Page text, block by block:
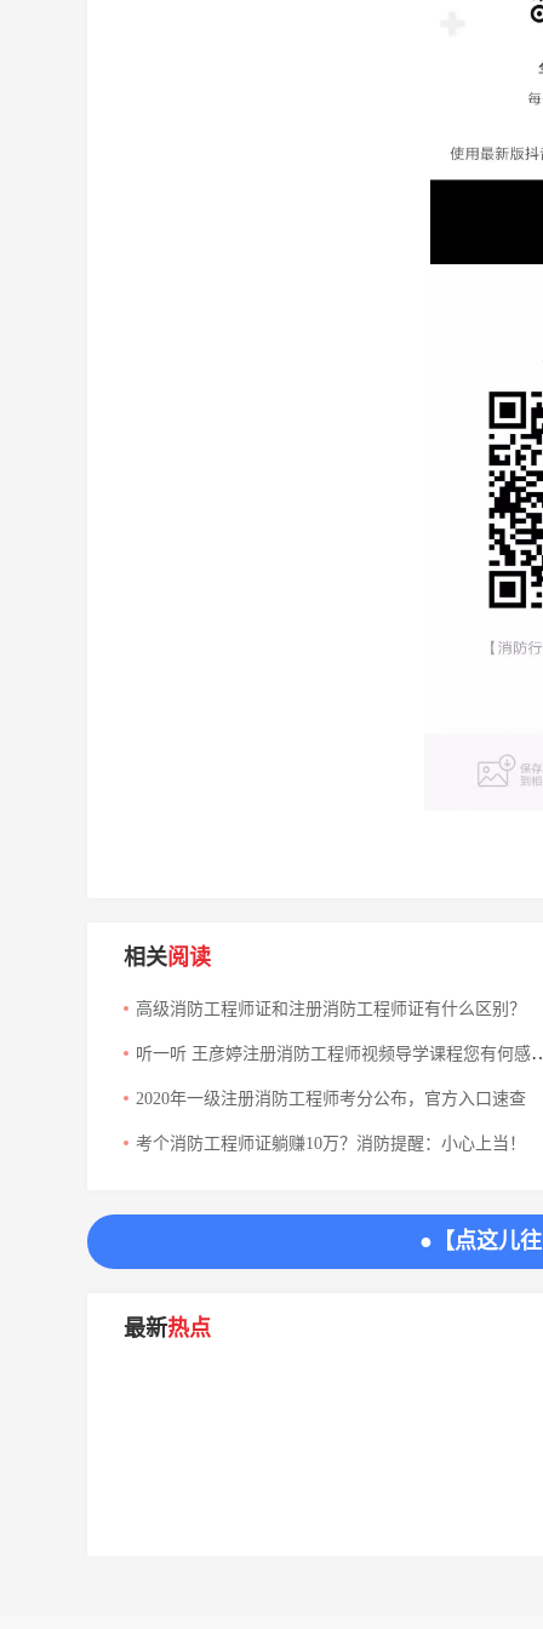
相关阅读
高级消防工程师证和注册消防工程师证有什么区别？
听一听 王彦婷注册消防工程师视频导学课程您有何感受？
2020年一级注册消防工程师考分公布，官方入口速查
考个消防工程师证躺赚10万？消防提醒：小心上当！
●【点这儿
最新热点